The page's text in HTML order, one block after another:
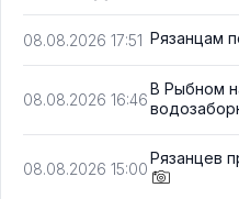
08.08.2026 17:51 Рязанцам
08.08.2026 16:46
В Рыбном
08.08.2026 15:00
Рязанцев